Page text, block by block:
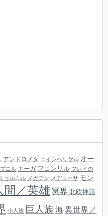
アンドロメダ エインヘリヤル オー
ニル ナーガ フェンリル フレイの
ミョルニル メガテン メデューサ モン
間／英雄冥界 北欧神話
小人族 巨人族 海異世界／